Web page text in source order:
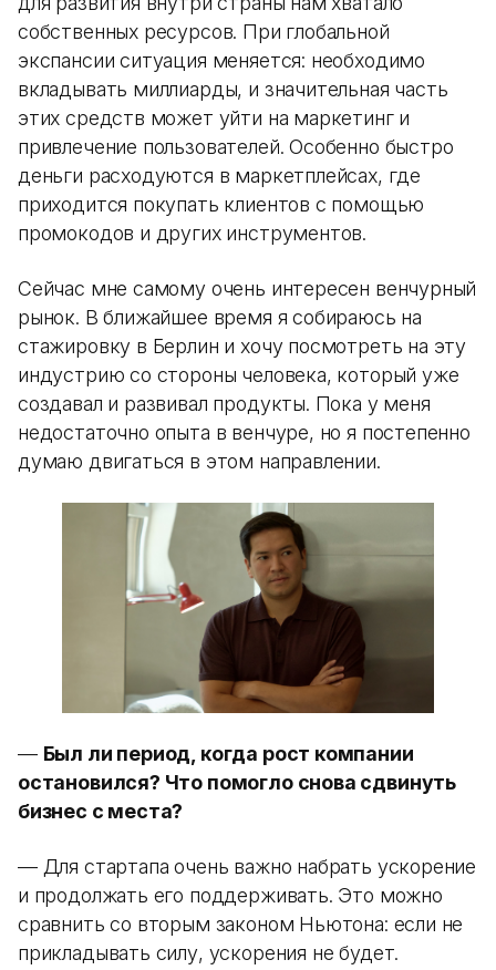
собственных ресурсов. При глобальной
экспансии ситуация меняется: необходимо
вкладывать миллиарды, и значительная часть
этих средств может уйти на маркетинг и
привлечение пользователей. Особенно быстро
деньги расходуются в маркетплейсах, где
приходится покупать клиентов с помощью
промокодов и других инструментов.
Сейчас мне самому очень интересен венчурный
рынок. В ближайшее время я собираюсь на
стажировку в Берлин и хочу посмотреть на эту
индустрию со стороны человека, который уже
создавал и развивал продукты. Пока у меня
недостаточно опыта в венчуре, но я постепенно
думаю двигаться в этом направлении.
— Был ли период, когда рост компании
остановился? Что помогло снова сдвинуть
бизнес с места?
— Для стартапа очень важно набрать ускорение
и продолжать его поддерживать. Это можно
сравнить со вторым законом Ньютона: если не
прикладывать силу, ускорения не будет.